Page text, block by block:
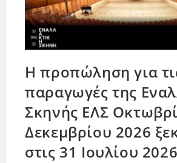
Η προπώληση για
παραγωγές της
Σκηνής ΕΛΣ
Δεκεμβρίου 2026
στις 31 Ιουλίου 2026